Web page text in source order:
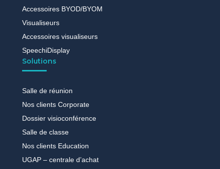
Accessoires BYOD/BYOM
Visualiseurs
Accessoires visualiseurs
SpeechiDisplay
Solutions
Salle de réunion
Nos clients Corporate
Dossier visioconférence
Salle de classe
Nos clients Education
UGAP – centrale d’achat